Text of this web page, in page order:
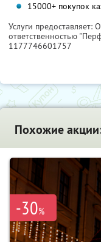
15000+ покупок
Услуги предоставляет:
ответственностью
1177746601757
Похожие
-30%